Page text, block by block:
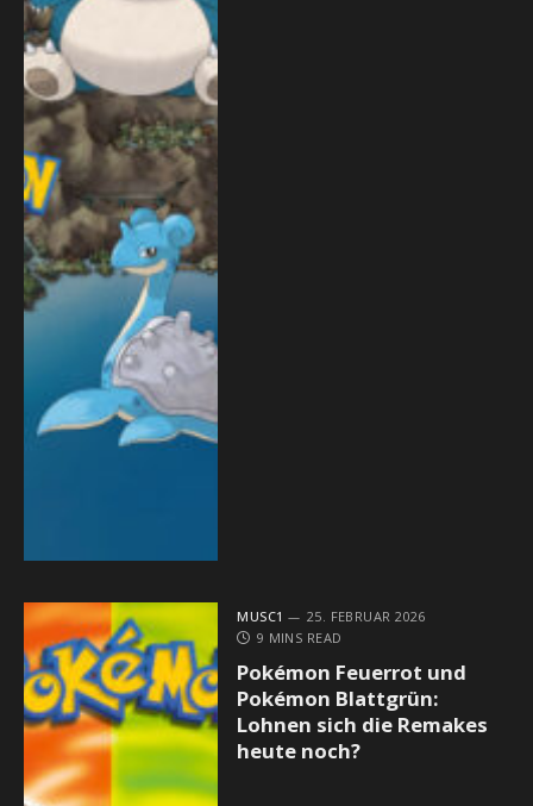
MUSC1
25. FEBRUAR 2026
9 MINS READ
Pokémon Feuerrot und
Pokémon Blattgrün:
Lohnen sich die Remakes
heute noch?